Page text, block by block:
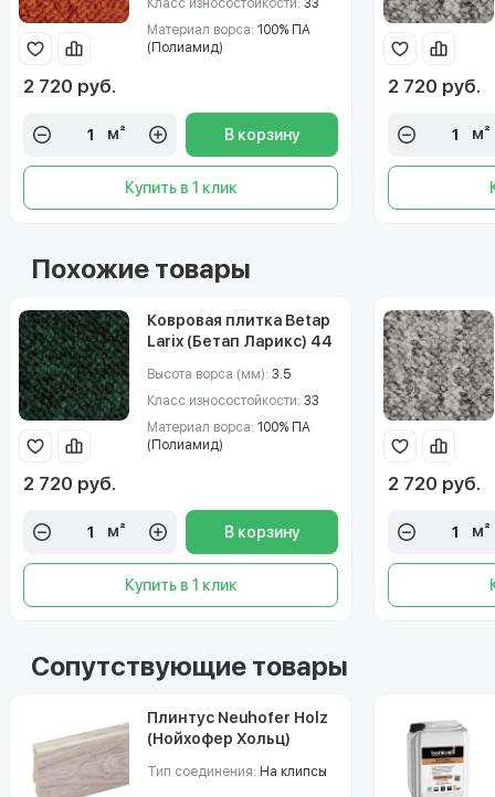
Материал ворса: 100% ПА
(Полиамид)
2 720 руб.
м² В корзину
Купить в 1 клик
2 720 руб.
м²
Похожие товары
Ковровая плитка Betap
Larix (Бетап Ларикс) 44
Высота ворса (мм): 3.5
Класс износостойкости: 33
Материал ворса: 100% ПА
(Полиамид)
2 720 руб.
м² В корзину
Купить в 1 клик
2 720 руб.
м²
Сопутствующие товары
Плинтус Neuhofer Holz
(Нойхофер Хольц)
Тип соединения: На клипсы